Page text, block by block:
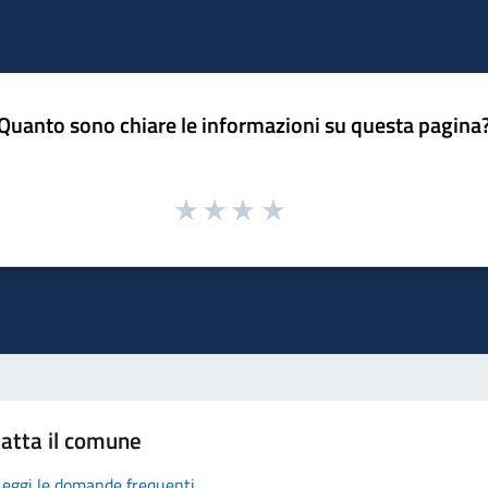
sono chiare le informazioni su questa
il comune